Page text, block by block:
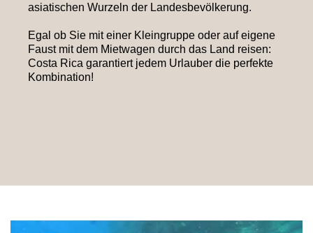
asiatischen Wurzeln der Landesbevölkerung.
Egal ob Sie mit einer Kleingruppe oder auf eigene
Faust mit dem Mietwagen durch das Land reisen:
Costa Rica garantiert jedem Urlauber die perfekte
Kombination!